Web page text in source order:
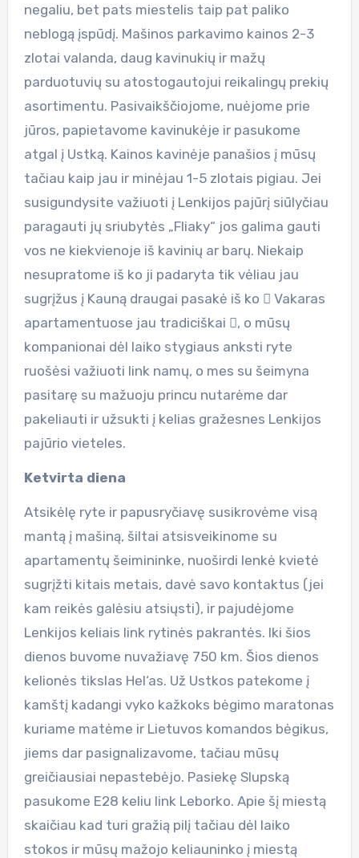
negaliu, bet pats miestelis taip pat paliko
neblogą įspūdį. Mašinos parkavimo kainos 2-3
zlotai valanda, daug kavinukių ir mažų
parduotuvių su atostogautojui reikalingų prekių
asortimentu. Pasivaikščiojome, nuėjome prie
jūros, papietavome kavinukėje ir pasukome
atgal į Ustką. Kainos kavinėje panašios į mūsų
tačiau kaip jau ir minėjau 1-5 zlotais pigiau. Jei
susigundysite važiuoti į Lenkijos pajūrį siūlyčiau
paragauti jų sriubytės „Fliaky“ jos galima gauti
vos ne kiekvienoje iš kavinių ar barų. Niekaip
nesupratome iš ko ji padaryta tik vėliau jau
sugrįžus į Kauną draugai pasakė iš ko  Vakaras
apartamentuose jau tradiciškai , o mūsų
kompanionai dėl laiko stygiaus anksti ryte
ruošėsi važiuoti link namų, o mes su šeimyna
pasitarę su mažuoju princu nutarėme dar
pakeliauti ir užsukti į kelias gražesnes Lenkijos
pajūrio vieteles.
Ketvirta diena
Atsikėlę ryte ir papusryčiavę susikrovėme visą
mantą į mašiną, šiltai atsisveikinome su
apartamentų šeimininke, nuoširdi lenkė kvietė
sugrįžti kitais metais, davė savo kontaktus (jei
kam reikės galėsiu atsiųsti), ir pajudėjome
Lenkijos keliais link rytinės pakrantės. Iki šios
dienos buvome nuvažiavę 750 km. Šios dienos
kelionės tikslas Hel‘as. Už Ustkos patekome į
kamštį kadangi vyko kažkoks bėgimo maratonas
kuriame matėme ir Lietuvos komandos bėgikus,
jiems dar pasignalizavome, tačiau mūsų
greičiausiai nepastebėjo. Pasiekę Slupską
pasukome E28 keliu link Leborko. Apie šį miestą
skaičiau kad turi gražią pilį tačiau dėl laiko
stokos ir mūsų mažojo keliauninko į miestą